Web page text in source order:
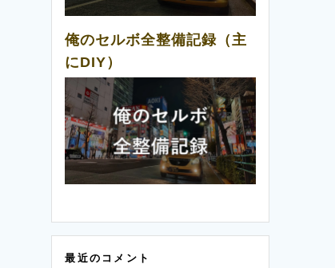
俺のセルボ全整備記録（主
にDIY）
最近のコメント